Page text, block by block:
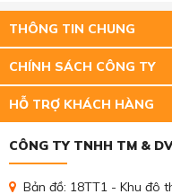
THÔNG TIN CHUNG
CHÍNH SÁCH CÔNG TY
HỖ TRỢ KHÁCH HÀNG
CÔNG TY TNHH TM &
Bản đồ: 18TT1 - Khu đô